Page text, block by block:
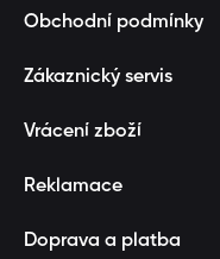
Obchodní podmínky
Zákaznický servis
Vrácení zboží
Reklamace
Doprava a platba